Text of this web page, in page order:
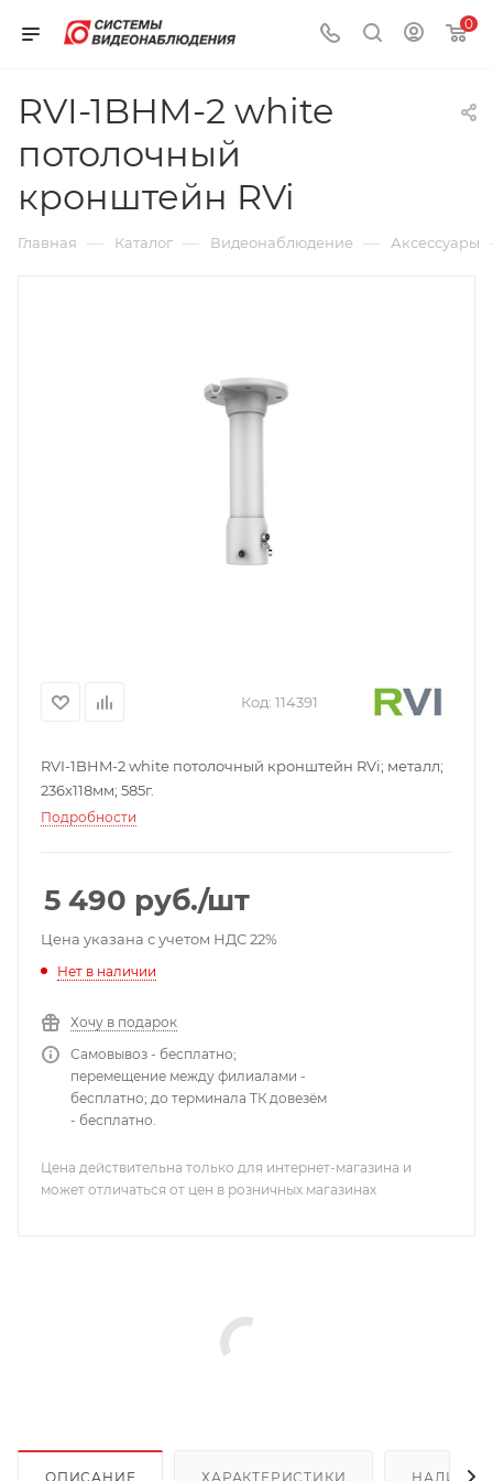
0
RVI-1BHM-2 white
потолочный
кронштейн RVi
Главная — Каталог — Видеонаблюдение — Аксессуары
Код: 114391
RVI-1BHM-2 white потолочный кронштейн RVi; металл;
236х118мм; 585г.
Подробности
5 490 руб./шт
Цена указана с учетом НДС 22%
Нет в наличии
Хочу в подарок
Самовывоз - бесплатно;
перемещение между филиалами -
бесплатно; до терминала ТК довезём
- бесплатно.
Цена действительна только для интернет-магазина и
может отличаться от цен в розничных магазинах
ОПИСАНИЕ ХАРАКТЕРИСТИКИ НАЛИЧИЕ